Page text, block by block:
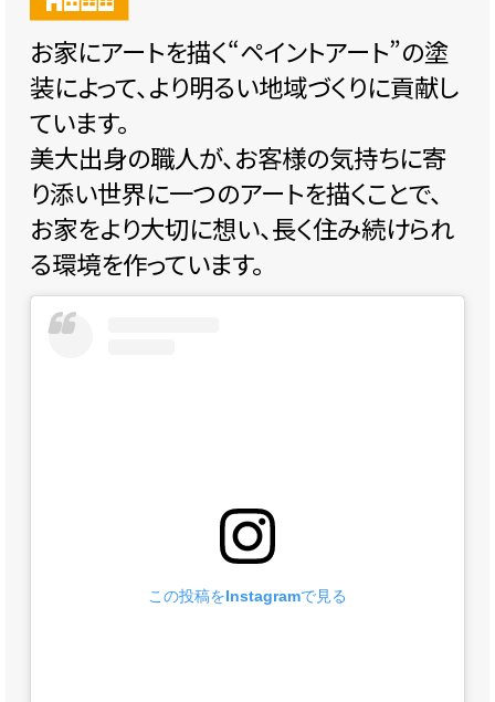
お家にアートを描く“ペイントアート”の塗
装によって、より明るい地域づくりに貢献し
ています。
美大出身の職人が、お客様の気持ちに寄
り添い世界に一つのアートを描くことで、
お家をより大切に想い、長く住み続けられ
る環境を作っています。
この投稿をInstagramで見る